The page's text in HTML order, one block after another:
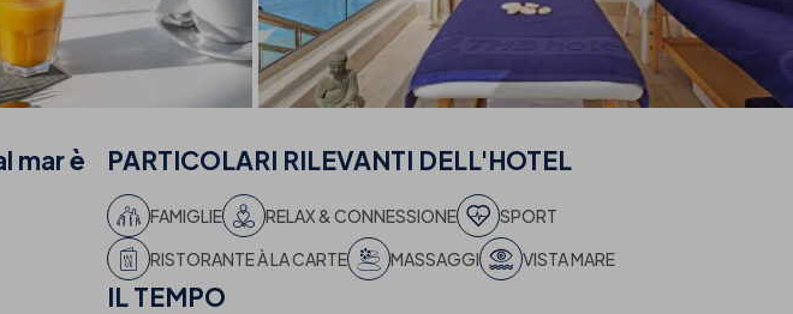
mar è
PARTICOLARI RILEVANTI DELL'HOTEL
FAMIGLIE RELAX & CONNESSIONE
SPORT
RISTORANTE À LA CARTE
MASSAGGI VISTA MARE
ILTEMPO